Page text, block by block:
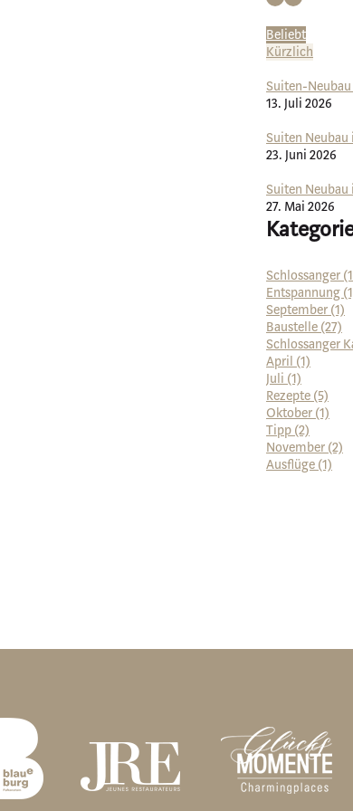
Beliebt
Kürzlich
Suiten-
13. Juli 2026
Suiten
23. Juni 2026
Suiten
27. Mai 2026
Schlossanger
Entspannung
September (1)
Baustelle (27)
Schlossanger
April (1)
Juli (1)
Rezepte (5)
Oktober (1)
Tipp (2)
November (2)
Ausflüge (1)